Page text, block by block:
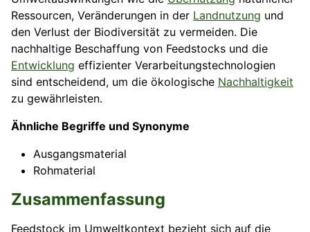
Ressourcen, Veränderungen in der Landnutzung und
den Verlust der Biodiversität zu vermeiden. Die
nachhaltige Beschaffung von Feedstocks und die
Entwicklung effizienter Verarbeitungstechnologien
sind entscheidend, um die ökologische Nachhaltigkeit
zu gewährleisten.
Ähnliche Begriffe und Synonyme
Ausgangsmaterial
Rohmaterial
Zusammenfassung
Feedstock im Umweltkontext bezieht sich auf die